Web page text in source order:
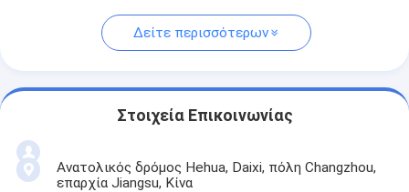
Δείτε περισσότερων
Στοιχεία Επικοινωνίας
Ανατολικός δρόμος Hehua, Daixi, πόλη Changzhou,
επαρχία Jiangsu, Κίνα